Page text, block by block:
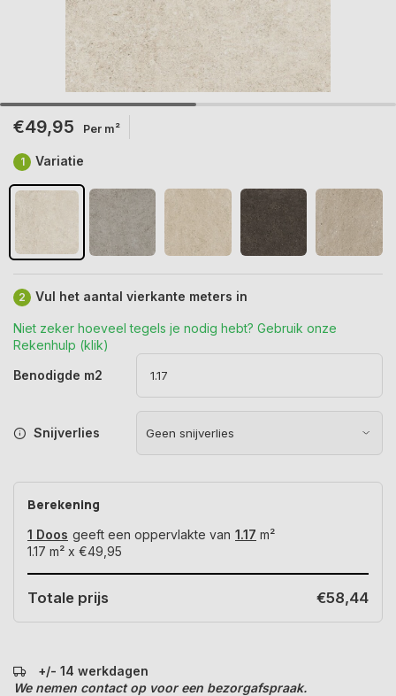
€49,95 Per m²
1 Variatie
2 Vul het aantal vierkante meters in
Niet zeker hoeveel tegels je nodig hebt? Gebruik onze
Rekenhulp (klik)
Benodigde m2
Snijverlies
Berekening
1 Doos geeft een oppervlakte van 1.17 m²
1.17 m² x €49,95
Totale prijs €58,44
+/- 14 werkdagen
We nemen contact op voor een bezorgafspraak.